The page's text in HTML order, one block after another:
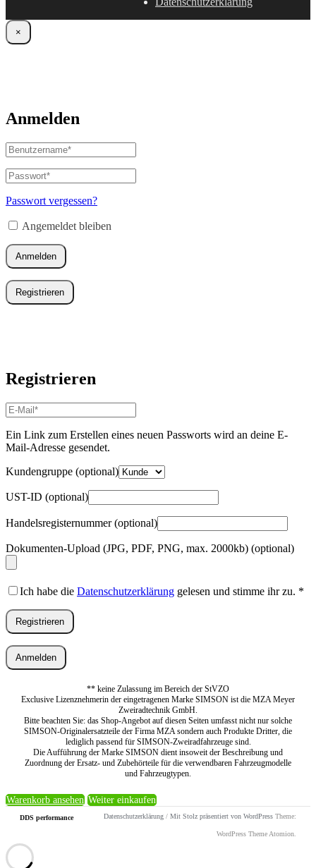
×
Anmelden
Benutzername
oder
E-
Mail-
Adresse*
Passwort*
Erforderlich
Passwort vergessen?
Angemeldet bleiben
Anmelden
Registrieren
Registrieren
E-
Mail-
Adresse*
Erforderlich
Ein Link zum Erstellen eines neuen Passworts wird an deine E-
Mail-Adresse gesendet.
Kundengruppe (optional)
UST-ID (optional)
Handelsregisternummer(optional)
Dokumenten-Upload (JPG, PDF, PNG, max. 2000kb) (optional)
Ich habe die Datenschutzerklärung gelesen und stimme ihr zu. *
Registrieren
Anmelden
** keine Zulassung im Bereich der StVZO
Exclusive Lizenznehmerin der eingetragenen Marke SIMSON ist die MZA Meyer
Zweiradtechnik GmbH.
Bitte beachten Sie: das Shop-Angebot auf diesen Seiten umfasst nicht nur solche
SIMSON-Originalersatzteile der Firma MZA sondern auch Produkte Dritter, die
lediglich passend für SIMSON-Zweiradfahrzeuge sind.
Die Aufführung der Marke SIMSON dient insoweit der Beschreibung und
Zuordnung der Ersatz- und Zubehörteile für die verwendbaren Fahrzeugmodelle
und Fahrzeugtypen.
Warenkorb ansehen Weiter einkaufen
DDS performance Datenschutzerklärung / Mit Stolz präsentiert von WordPress Theme:
WordPress Theme Atomion.